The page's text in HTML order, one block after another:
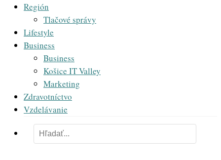
Región
Tlačové správy
Lifestyle
Business
Business
Košice IT Valley
Marketing
Zdravotníctvo
Vzdelávanie